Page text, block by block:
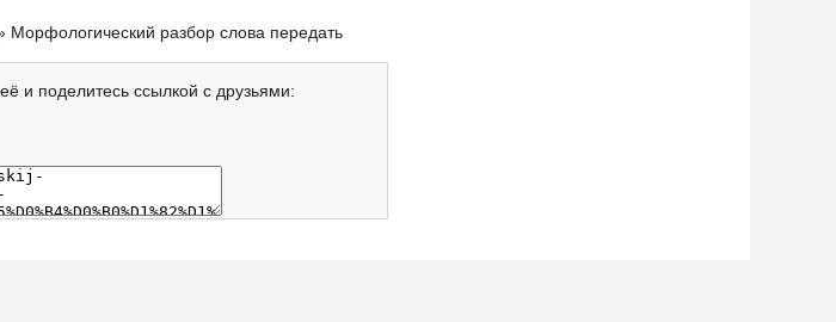
Морфологический разбор слова передать
и поделитесь ссылкой с друзьями: